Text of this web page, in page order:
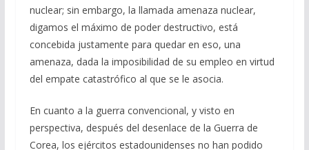
nuclear; sin embargo, la llamada amenaza nuclear,
digamos el máximo de poder destructivo, está
concebida justamente para quedar en eso, una
amenaza, dada la imposibilidad de su empleo en virtud
del empate catastrófico al que se le asocia.
En cuanto a la guerra convencional, y visto en
perspectiva, después del desenlace de la Guerra de
Corea, los ejércitos estadounidenses no han podido